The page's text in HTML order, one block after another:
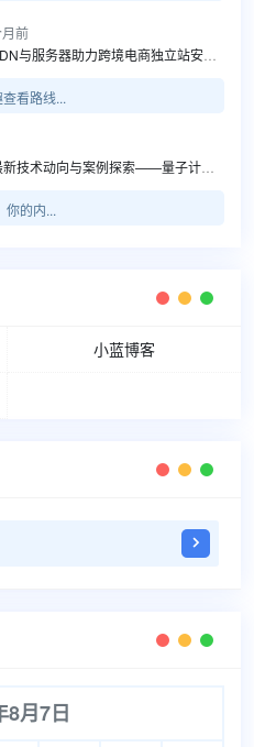
前
服务器助力跨境电商独立站安全高效发展
看路线...
态，重点关注量子计算技术在商业领域的应用，结合具体案例阐述其背景、起因、经过和结果。同时，强调技术文档和运维文档的重要性，揭示它们在新技术发展和行业标准...
你的内...
小蓝博客
8月7日